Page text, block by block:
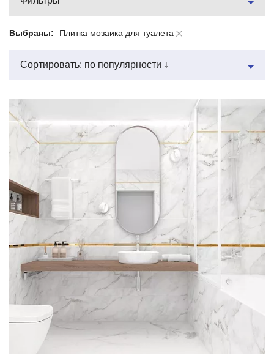
Выбраны: Плитка мозаика для туалета
Сортировать: по популярности ↓